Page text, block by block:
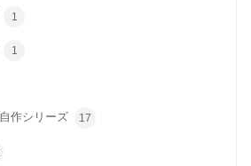
1
1
作シリーズ 17